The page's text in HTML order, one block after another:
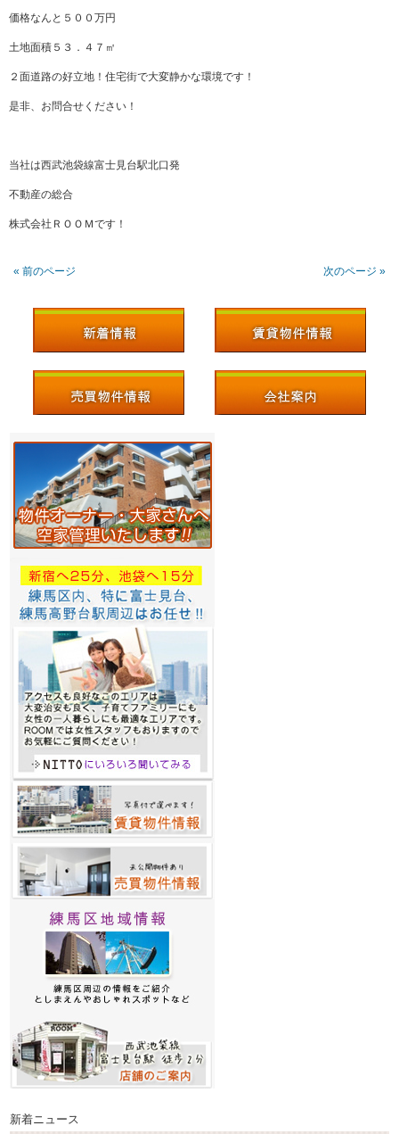
価格なんと５００万円
土地面積５３．４７㎡
２面道路の好立地！住宅街で大変静かな環境です！
是非、お問合せください！
当社は西武池袋線富士見台駅北口発
不動産の総合
株式会社ＲＯＯＭです！
« 前のページ 次のページ »
新着ニュース